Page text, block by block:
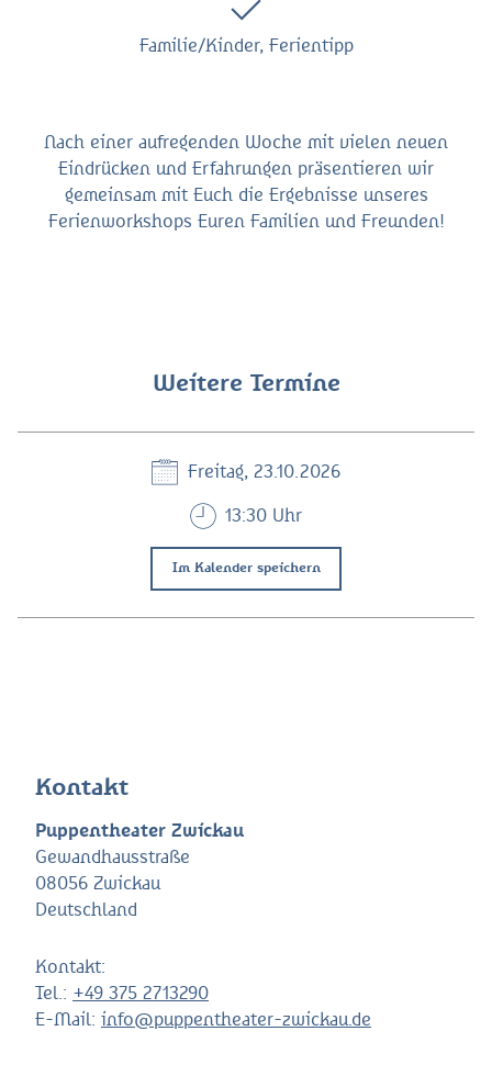
Familie/Kinder, Ferientipp
Nach einer aufregenden Woche mit vielen neuen
Eindrücken und Erfahrungen präsentieren wir
gemeinsam mit Euch die Ergebnisse unseres
Ferienworkshops Euren Familien und Freunden!
Weitere Termine
Freitag, 23.10.2026
13:30 Uhr
Im Kalender speichern
Kontakt
Puppentheater Zwickau
Gewandhausstraße
08056 Zwickau
Deutschland
Kontakt:
Tel.: +49 375 2713290
E-Mail: info@puppentheater-zwickau.de